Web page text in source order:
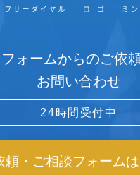
フォームからのご依頼
お問い合わせ
24時間受付中
頼・ご相談フォーム